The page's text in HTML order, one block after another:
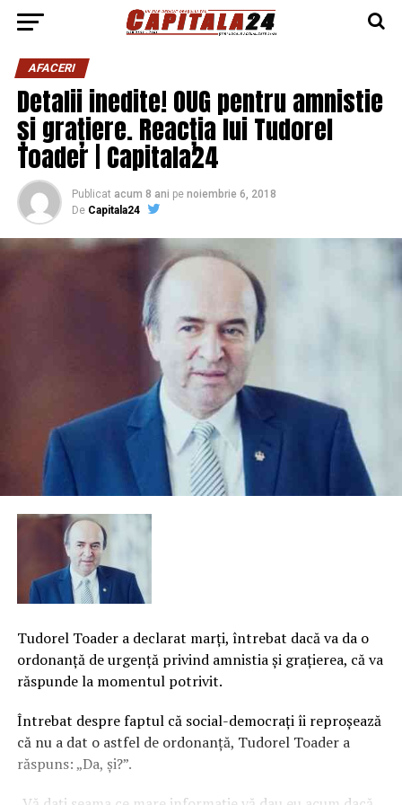
AFACERI
Detalii inedite! OUG pentru amnistie
și grațiere. Reacția lui Tudorel
Toader | Capitala24
Publicat acum 8 ani pe noiembrie 6, 2018
De Capitala24
Tudorel Toader a declarat marţi, întrebat dacă va da o
ordonanţă de urgenţă privind amnistia şi graţierea, că va
răspunde la momentul potrivit.
Întrebat despre faptul că social-democraţi îi reproşează
că nu a dat o astfel de ordonanţă, Tudorel Toader a
răspuns: „Da, şi?”.